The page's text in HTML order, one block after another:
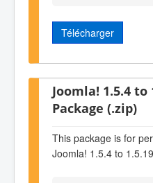
Télécharger
Joomla! 1.5.4 to
Package (.zip)
This package is for
Joomla! 1.5.4 to 1.5.19